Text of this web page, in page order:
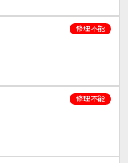
修理不能
修理不能